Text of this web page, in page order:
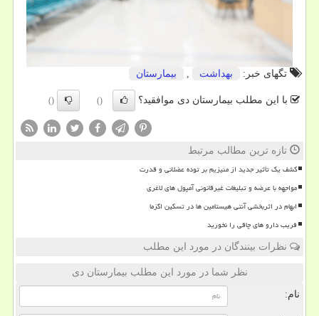
تگهای خبر: بهداشت بیمارستان
با این مطلب بیمارستان دی موافقید؟ ()
()
تازه ترین مطالب مرتبط
کشف یک تأثیر جدید از منیزیم بر توده عضلانی و قدرت
مواجهه با عرضه و تبلیغات غیرقانونی آمپول های لاغری
ابهام در اثربخشی آنتی هیستامین ها در تسکین اگزما
فریب دارو های چاقی را نخورید
نظرات بینندگان در مورد این مطلب
نظر شما در مورد این مطلب بیمارستان دی
نام: